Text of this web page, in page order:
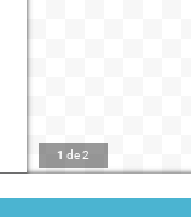
1 de2